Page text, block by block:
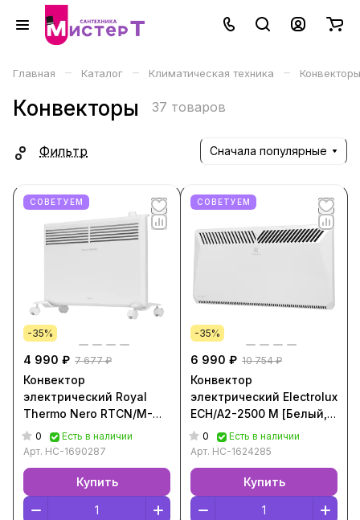
Главная – Каталог – Климатическая техника – Конвекторы
Конвекторы 37 товаров
Фильтр Сначала популярные
СОВЕТУЕМ
-35%
4 990 ₽ 7 677 ₽
Конвектор
электрический Royal
Thermo Nero RTCN/M-
1500 [Белый,
НС-1690287]
0
Есть в наличии
Арт. НС-1690287
Купить
СОВЕТУЕМ
-35%
6 990 ₽ 10 754 ₽
Конвектор
электрический Electrolux
ECH/A2-2500 M [Белый,
НС-1624285]
0
Есть в наличии
Арт. НС-1624285
Купить